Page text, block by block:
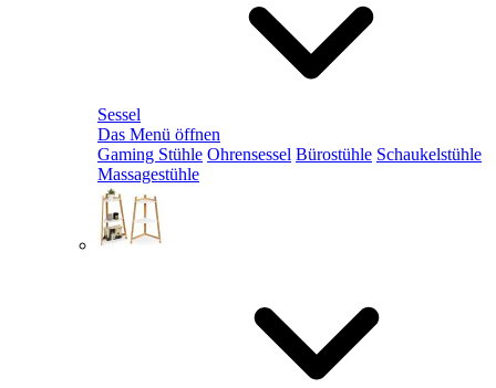
Sessel
Das Menü öffnen
Gaming Stühle Ohrensessel Bürostühle Schaukelstühle
Massagestühle